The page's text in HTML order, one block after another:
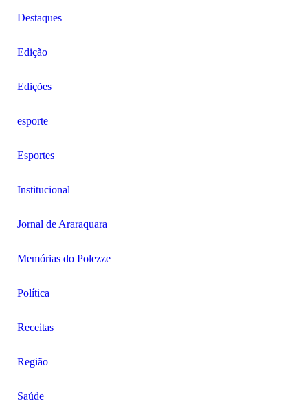
Destaques
Edição
Edições
esporte
Esportes
Institucional
Jornal de Araraquara
Memórias do Polezze
Política
Receitas
Região
Saúde